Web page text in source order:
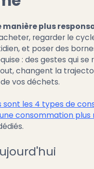
manière plus
regarder le
et poser des
: des gestes qui
changent la
vos déchets.
sont les 4 types de
consommation plus